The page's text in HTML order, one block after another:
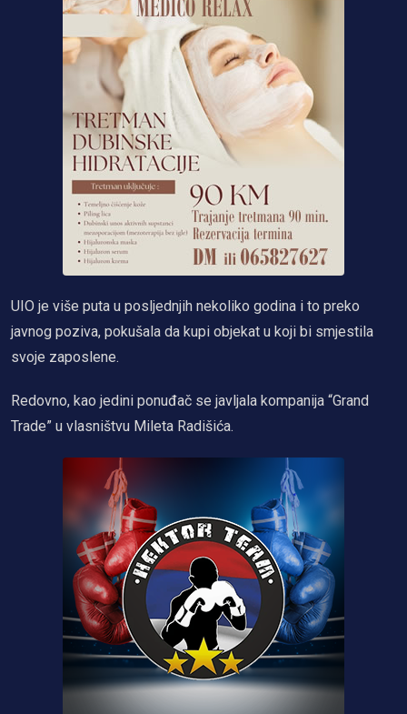
UIO je više puta u posljednjih nekoliko godina i to preko
javnog poziva, pokušala da kupi objekat u koji bi smjestila
svoje zaposlene.
Redovno, kao jedini ponuđač se javljala kompanija “Grand
Trade” u vlasništvu Mileta Radišića.